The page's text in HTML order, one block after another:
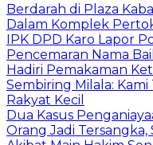
Berdarah di Plaza
Dalam Komplek
IPK DPD Karo Lapor
Pencemaran Nama
Hadiri Pemakaman
Sembiring Milala:
Rakyat Kecil
Dua Kasus
Orang Jadi